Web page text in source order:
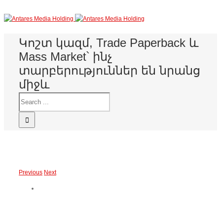
Կոշտ կազմ, Trade Paperback և
Mass Market՝ ինչ
տարբերություններ են նրանց
միջև
Previous Next